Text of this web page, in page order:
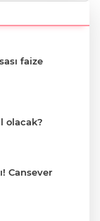
faize
olacak?
Cansever